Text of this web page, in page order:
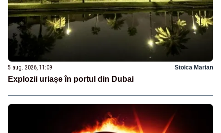
5 aug. 2026, 11:09 Stoica Marian
Explozii uriașe în portul din Dubai